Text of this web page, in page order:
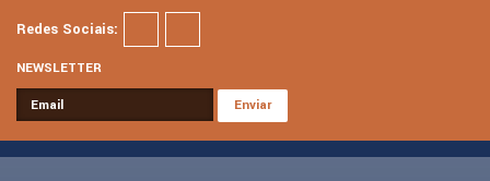
Redes Sociais:
NEWSLETTER